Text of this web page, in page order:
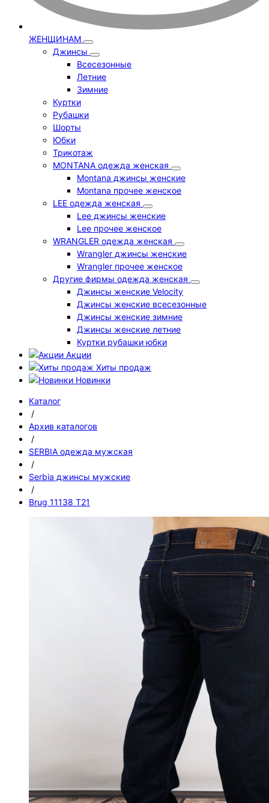
ЖЕНЩИНАМ
Джинсы
Всесезонные
Летние
Зимние
Куртки
Рубашки
Шорты
Юбки
Трикотаж
MONTANA одежда женская
Montana джинсы женские
Montana прочее женское
LEE одежда женская
Lee джинсы женские
Lee прочее женское
WRANGLER одежда женская
Wrangler джинсы женские
Wrangler прочее женское
Другие фирмы одежда женская
Джинсы женские Velocity
Джинсы женские всесезонные
Джинсы женские зимние
Джинсы женские летние
Куртки рубашки юбки
Акции
Хиты продаж
Новинки
Каталог
/
Архив каталогов
/
SERBIA одежда мужская
/
Serbia джинсы мужские
/
Brug 11138 Т21